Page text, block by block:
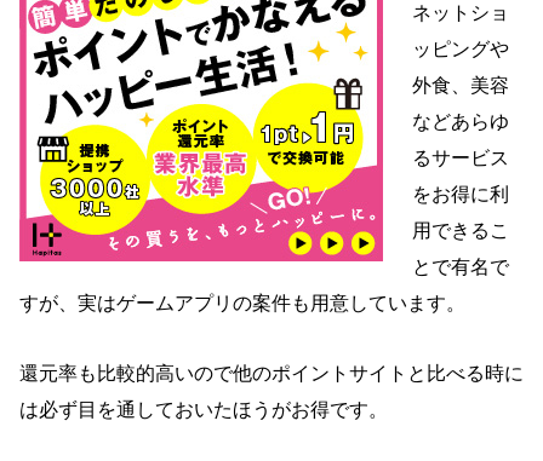
ネットショ
ッピングや
外食、美容
などあらゆ
るサービス
をお得に利
用できるこ
とで有名で
すが、実はゲームアプリの案件も用意しています。
還元率も比較的高いので他のポイントサイトと比べる時に
は必ず目を通しておいたほうがお得です。